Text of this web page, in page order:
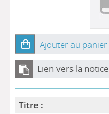
Ajouter au panier
Lien vers la notice
Titre :